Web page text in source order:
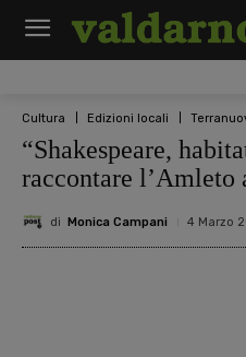
Cultura Edizioni locali
“Shakespeare,
raccontare l’Amleto
di Monica Campani 4 Marzo